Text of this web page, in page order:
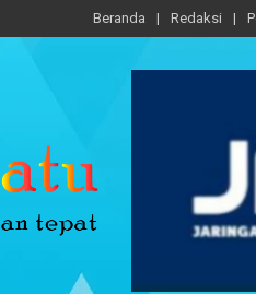
Beranda Redaksi